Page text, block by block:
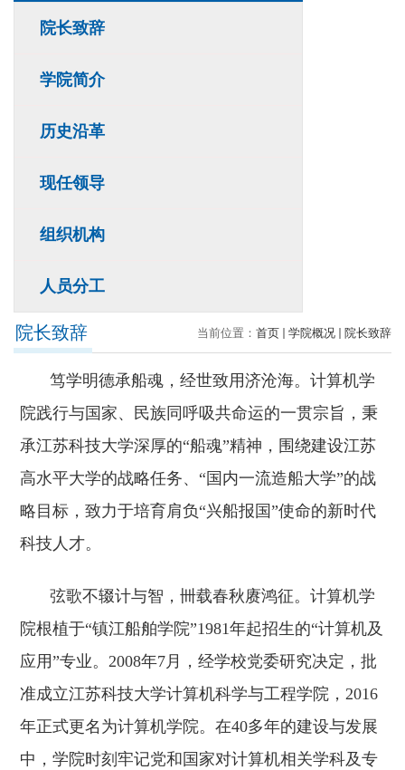
院长致辞
学院简介
历史沿革
现任领导
组织机构
人员分工
院长致辞 当前位置： 首页 学院概况 院长致辞
笃学明德承船魂，经世致用济沧海。计算机学
院践行与国家、民族同呼吸共命运的一贯宗旨，秉
承江苏科技大学深厚的“船魂”精神，围绕建设江苏
高水平大学的战略任务、“国内一流造船大学”的战
略目标，致力于培育肩负“兴船报国”使命的新时代
科技人才。
弦歌不辍计与智，卌载春秋赓鸿征。计算机学
院根植于“镇江船舶学院”1981年起招生的“计算机及
应用”专业。 2008年7月，经学校党委研究决定，批
准成立江苏科技大学计算机科学与工程学院， 2016
年正式更名为计算机学院。在40多年的建设与发展
中，学院时刻牢记党和国家对计算机相关学科及专